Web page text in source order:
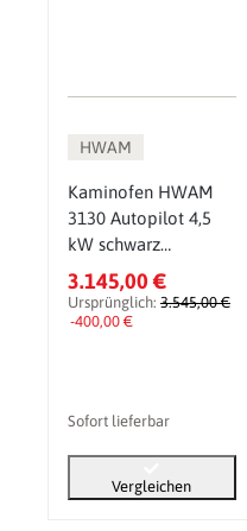
HWAM
Kaminofen HWAM
3130 Autopilot 4,5
kW schwarz
Sondermodell inkl.
Wärmespeicher
3.145,00 €
Ursprünglich: 3.545,00 €
-400,00 €
Sofort lieferbar
Vergleichen